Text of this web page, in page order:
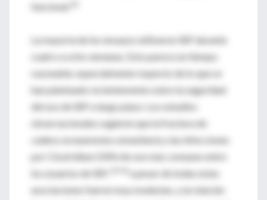
funcional.
La mayoría de los ensayos utilizaron IBP durante
cuatro a ocho semanas. Esto parece un tiempo
razonable, especialmente respecto de lo que se
han planteado recientemente sobre la seguridad
del uso de IBP a largo plazo. Los estudios
observacionales sugieren que la fractura de
cadera, la neumonía comunitaria y las infecciones
por Clostridium Difficile son más comunes entre
los usuarios de IBP,
a pesar de todas estas
asociaciones fueron muy modestas, y la relación